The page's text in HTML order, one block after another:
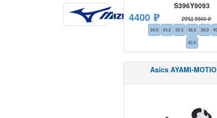
S396Y9093
4400 ₽ РРЦ 5500 ₽
34.0 34.5 35.5 38.5 39.0
42.0
Asics AYAMI-